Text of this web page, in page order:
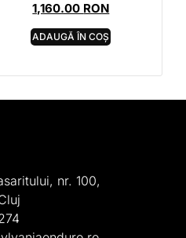
1,160.00 RON
ADAUGĂ ÎN COȘ
nr. 100,